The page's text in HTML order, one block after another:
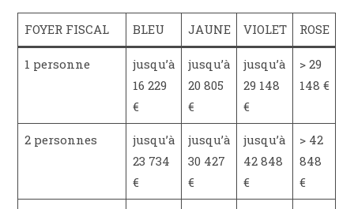
FOYER FISCAL BLEU JAUNE VIOLET ROSE
1 personne
jusqu’à
16 229
€
jusqu’à
20 805
€
jusqu’à
29 148
€
> 29
148 €
2 personnes
jusqu’à
23 734
€
jusqu’à
30 427
€
jusqu’à
42 848
€
> 42
848
€